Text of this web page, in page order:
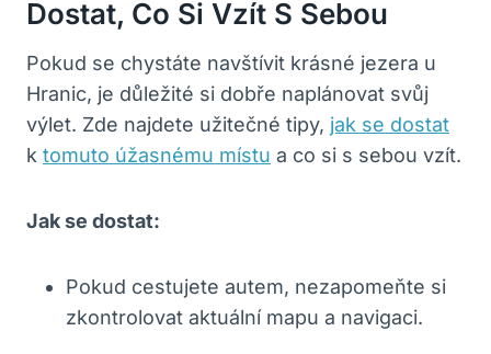
Dostat, Co Si Vzít S Sebou
Pokud se chystáte navštívit krásné jezera u
Hranic, je důležité si dobře naplánovat svůj
výlet. Zde najdete užitečné tipy, jak se dostat
k tomuto úžasnému místu a co si s sebou vzít.
Jak se dostat:
Pokud cestujete autem, nezapomeňte si
zkontrolovat aktuální mapu a navigaci.